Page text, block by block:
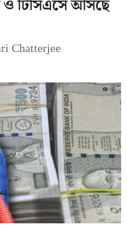
টিসিএসে আসছে
Chatterjee